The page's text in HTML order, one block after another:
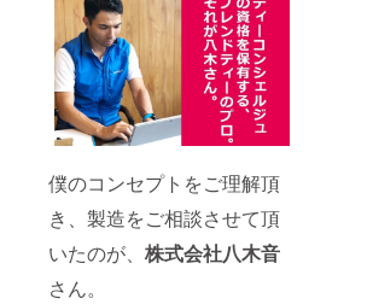
僕のコンセプトをご理解頂
き、製造をご相談させて頂
いたのが、 株式会社八木音
さん。